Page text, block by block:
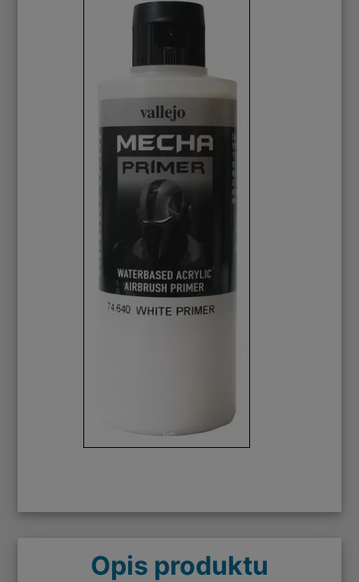
Opis produktu